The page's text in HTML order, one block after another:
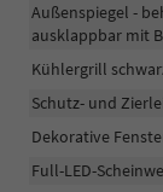
Außenspiegel -
ausklappbar mit
Kühlergrill
Schutz- und
Dekorative
Full-LED-